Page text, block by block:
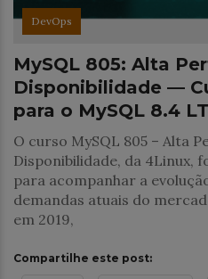
DevOps
MySQL 805: Alta
Disponibilidade —
para o MySQL 8.4
O curso MySQL 805 – Alta
Disponibilidade, da 4Linux,
para acompanhar a
demandas atuais do
em 2019,
Compartilhe este post: